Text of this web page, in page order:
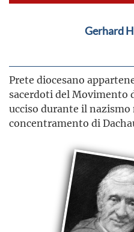
Gerhard
Prete diocesano
sacerdoti del Movimento
ucciso durante il nazismo
concentramento di